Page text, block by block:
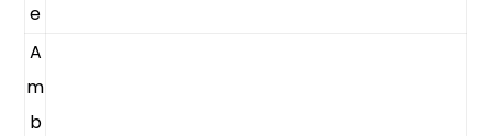
e
A
m
b